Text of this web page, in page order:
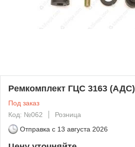
Ремкомплект ГЦС 3163 (АДС)
Под заказ
Код: №062
Розница
Отправка с 13 августа 2026